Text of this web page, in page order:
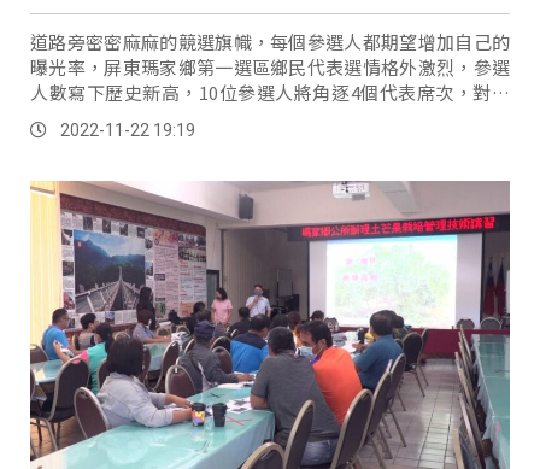
道路旁密密麻麻的競選旗幟，每個參選人都期望增加自己的
曝光率，屏東瑪家鄉第一選區鄉民代表選情格外激烈，參選
人數寫下歷史新高，10位參選人將角逐4個代表席次，對於
選舉結果族人都相當期待。
2022-11-22 19:19